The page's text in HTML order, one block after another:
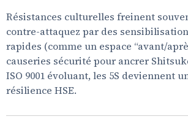
Résistances culturelles freinent
contre-attaquez par des
rapides (comme un espace “avant/
causeries sécurité pour ancrer
ISO 9001 évoluant, les 5S deviennent
résilience HSE.